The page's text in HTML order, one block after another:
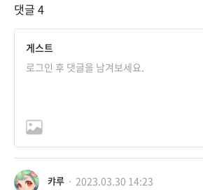
댓글 4
게스트
캬루 2023.03.30 14:23